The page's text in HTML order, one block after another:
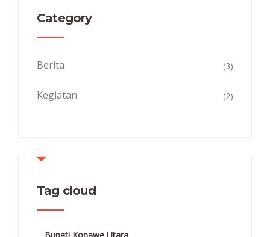
Category
Berita (3)
Kegiatan (2)
Tag cloud